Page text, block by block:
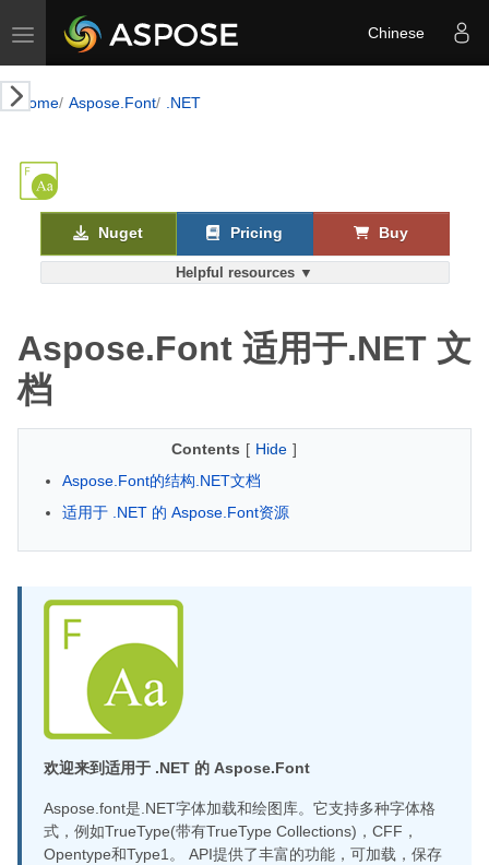
Toggle navigation Chinese
Home Aspose.Font .NET
Helpful resources ▼
Nuget Pricing Buy
Aspose.Font 适用于.NET 文
档
Contents [ Hide ]
Aspose.Font的结构.NET文档
适用于 .NET 的 Aspose.Font资源
欢迎来到适用于 .NET 的 Aspose.Font
Aspose.font是.NET字体加载和绘图库。它支持多种字体格
式，例如TrueType(带有TrueType Collections)，CFF，
Opentype和Type1。 API提供了丰富的功能，可加载，保存